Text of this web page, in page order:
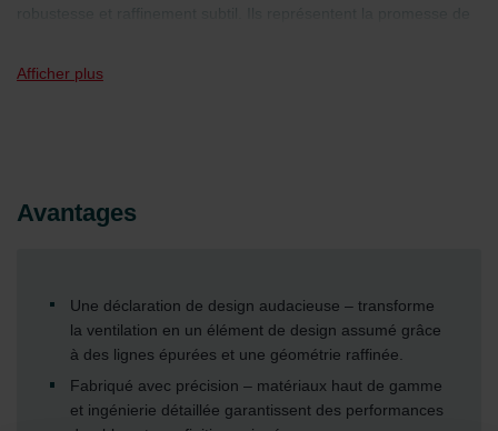
chaque fois.
Afficher plus
Avantages
Une déclaration de design audacieuse – transforme
la ventilation en un élément de design assumé grâce
à des lignes épurées et une géométrie raffinée.
Fabriqué avec précision – matériaux haut de gamme
et ingénierie détaillée garantissent des performances